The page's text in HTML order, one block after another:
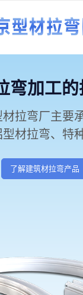
弯加工
拉弯厂主要
材拉弯、特
了解建筑材拉弯产品